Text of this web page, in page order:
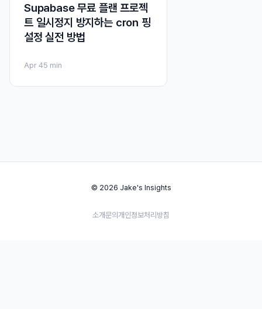
Supabase 무료 플랜 프로젝
트 일시정지 방지하는 cron 핑
설정 실전 방법
Apr 45 min
© 2026 Jake's Insights
소개문의개인정보처리방침